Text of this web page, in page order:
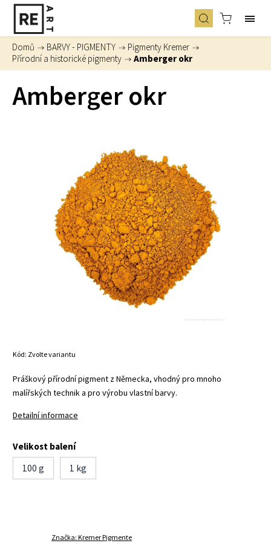
Domů / BARVY - PIGMENTY / Pigmenty Kremer /
Přírodní a historické pigmenty / Amberger okr
Amberger okr
Kód: Zvolte variantu
Práškový přírodní pigment z Německa, vhodný pro mnoho
malířských technik a pro výrobu vlastní barvy.
Detailní informace
Velikost balení
100 g
1 kg
Značka: Kremer Pigmente